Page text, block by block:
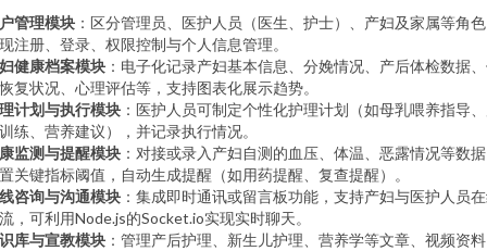
管理模块 ：区分管理员、医护人员（医生、护士）、产妇及家属等角
注册、登录、权限控制与个人信息管理。
健康档案模块 ：电子化记录产妇基本信息、分娩情况、产后体检数据
复状况、心理评估等，支持图表化展示趋势。
计划与执行模块 ：医护人员可制定个性化护理计划（如母乳喂养指导
练、营养建议），并记录执行情况。
监测与提醒模块 ：对接或录入产妇自测的血压、体温、恶露情况等数
关键指标阈值，自动生成提醒（如用药提醒、复查提醒）。
咨询与沟通模块 ：集成即时通讯或留言板功能，支持产妇与医护人员
，可利用Node.js的Socket.io实现实时聊天。
库与宣教模块 ：管理产后护理、新生儿护理、营养学等文章、视频资